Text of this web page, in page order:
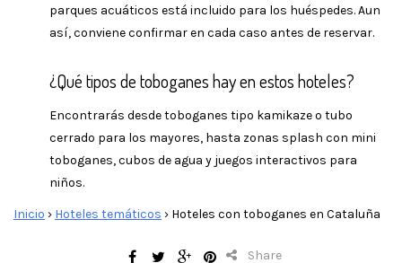
parques acuáticos está incluido para los huéspedes. Aun
así, conviene confirmar en cada caso antes de reservar.
¿Qué tipos de toboganes hay en estos hoteles?
Encontrarás desde toboganes tipo kamikaze o tubo
cerrado para los mayores, hasta zonas splash con mini
toboganes, cubos de agua y juegos interactivos para
niños.
Inicio › Hoteles temáticos › Hoteles con toboganes en Cataluña
Share